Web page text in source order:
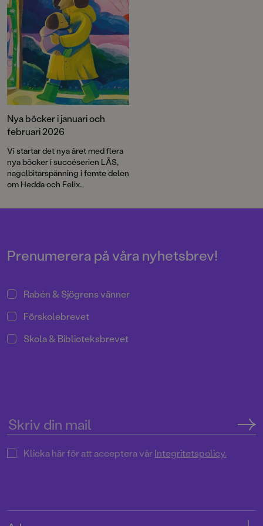
Nya böcker i januari och
februari 2026
Vi startar det nya året med flera
nya böcker i succéserien LÄS,
nagelbitarspänning i femte delen
om Hedda och Felix
ingen får veta" och en sprillans
Backe Åstot, författare till de
kritikerrosadeHimlabrandoch Fjä
förälskelsen. Välkommen till ett
Prenumerera på våra nyhetsbrev!
Rabén & Sjögrens vänner
Förskolebrevet
Skola & Biblioteksbrevet
Klicka här för att acceptera vårIntegritetspolicy.